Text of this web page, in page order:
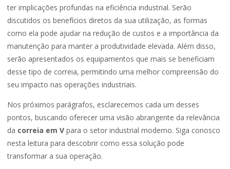
ter implicações profundas na eficiência industrial. Serão
discutidos os benefícios diretos da sua utilização, as formas
como ela pode ajudar na redução de custos e a importância da
manutenção para manter a produtividade elevada. Além disso,
serão apresentados os equipamentos que mais se beneficiam
desse tipo de correia, permitindo uma melhor compreensão do
seu impacto nas operações industriais.
Nos próximos parágrafos, esclarecemos cada um desses
pontos, buscando oferecer uma visão abrangente da relevância
da correia em V para o setor industrial moderno. Siga conosco
nesta leitura para descobrir como essa solução pode
transformar a sua operação.